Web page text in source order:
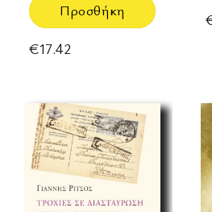
Προσθήκη
€17.42